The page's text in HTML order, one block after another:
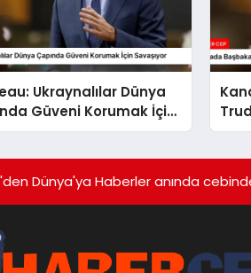
Ukraynalılar Dünya
Güveni Korumak İçin
Dünya'ya Haberler anında